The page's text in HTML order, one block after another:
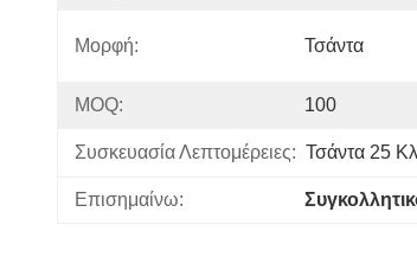
Μορφή: Τσάντα
MOQ: 100
Συσκευασία Λεπτομέρειες: Τσάντα 25 Κλ
Επισημαίνω: